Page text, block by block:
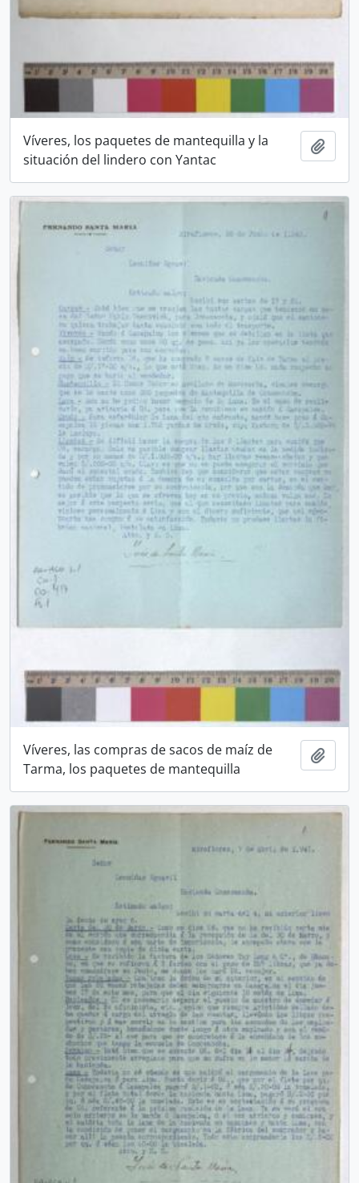
Víveres, los paquetes de mantequilla y la
situación del lindero con Yantac
Víveres, las compras de sacos de maíz de
Tarma, los paquetes de mantequilla